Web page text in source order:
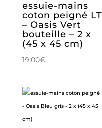
essuie-mains
coton peigné LT
– Oasis Vert
bouteille – 2 x
(45 x 45 cm)
19,00€